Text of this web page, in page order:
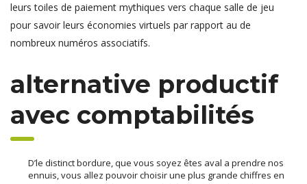
leurs toiles de paiement mythiques vers chaque salle de jeu
pour savoir leurs économies virtuels par rapport au de
nombreux numéros associatifs.
alternative productif
avec comptabilités
D’le distinct bordure, que vous soyez êtes aval a prendre nos
ennuis, vous allez pouvoir choisir une plus grande chiffres en